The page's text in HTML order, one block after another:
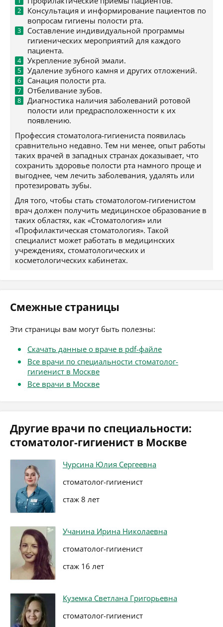
Консультация и информирование пациентов по
вопросам гигиены полости рта.
Составление индивидуальной программы
гигиенических мероприятий для каждого
пациента.
Укрепление зубной эмали.
Удаление зубного камня и других отложений.
Санация полости рта.
Отбеливание зубов.
Диагностика наличия заболеваний ротовой
полости или предрасположенности к их
появлению.
Профессия стоматолога-гигиениста появилась
сравнительно недавно. Тем ни менее, опыт работы
таких врачей в западных странах доказывает, что
сохранить здоровье полости рта намного проще и
выгоднее, чем лечить заболевания, удалять или
протезировать зубы.
Для того, чтобы стать стоматологом-гигиенистом
врач должен получить медицинское образование в
таких областях, как «Стоматология» или
«Профилактическая стоматология». Такой
специалист может работать в медицинских
учреждениях, стоматологических и
косметологических кабинетах.
Смежные страницы
Эти страницы вам могут быть полезны:
Скачать данные о враче в pdf-файле
Все врачи по специальности стоматолог-
гигиенист в Москве
Все врачи в Москве
Другие врачи по специальности:
стоматолог-гигиенист в Москве
Чурсина Юлия Сергеевна
стоматолог-гигиенист
стаж 8 лет
Учанина Ирина Николаевна
стоматолог-гигиенист
стаж 16 лет
Куземка Светлана Григорьевна
стоматолог-гигиенист